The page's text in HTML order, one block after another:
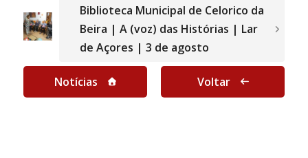
Biblioteca Municipal de Celorico da
Beira | A (voz) das Histórias | Lar
de Açores | 3 de agosto
Notícias Voltar